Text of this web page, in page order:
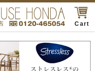
Cart